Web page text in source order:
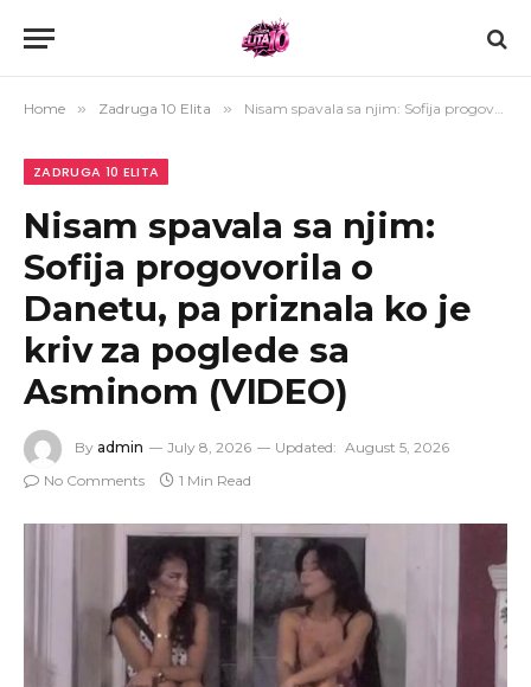
Home » Zadruga 10 Elita » Nisam spavala sa njim: Sofija progovorila o Danetu, pa priznala ko je kriv za poglede sa Asminom (VIDEO)
ZADRUGA 10 ELITA
Nisam spavala sa njim:
Sofija progovorila o
Danetu, pa priznala ko je
kriv za poglede sa
Asminom (VIDEO)
By admin July 8, 2026 Updated: August 5, 2026
No Comments
1 Min Read